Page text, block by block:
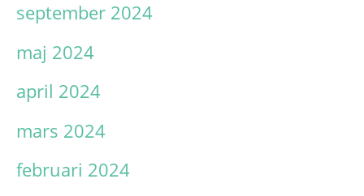
september 2024
maj 2024
april 2024
mars 2024
februari 2024